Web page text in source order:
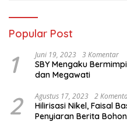
Popular Post
1 Juni 19, 2023 3 Komentar
SBY Mengaku
dan Megawati
2 Agustus 17, 2023 2
Hilirisasi Nikel, Faisal
Penyiaran Berita